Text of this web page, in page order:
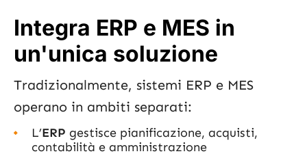
Integra ERP e MES in
un'unica soluzione
Tradizionalmente, sistemi ERP e MES
operano in ambiti separati:
L’ERP gestisce pianificazione, acquisti,
contabilità e amministrazione